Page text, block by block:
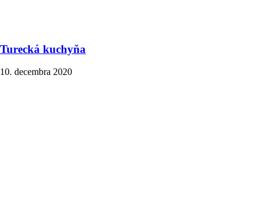
Turecká kuchyňa
10. decembra 2020